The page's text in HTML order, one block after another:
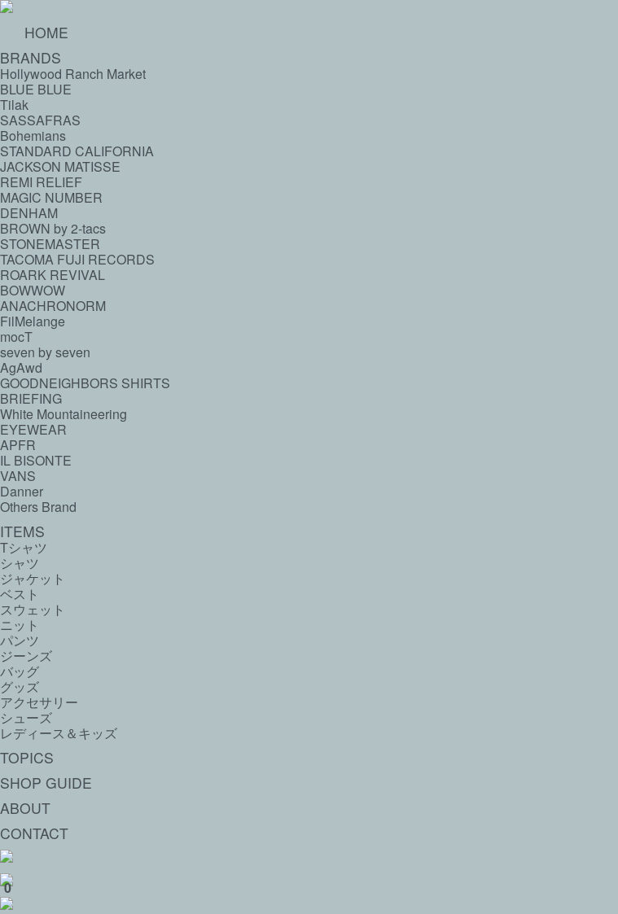
HOME
BRANDS
Hollywood Ranch Market
BLUE BLUE
Tilak
SASSAFRAS
Bohemians
STANDARD CALIFORNIA
JACKSON MATISSE
REMI RELIEF
MAGIC NUMBER
DENHAM
BROWN by 2-tacs
STONEMASTER
TACOMA FUJI RECORDS
ROARK REVIVAL
BOWWOW
ANACHRONORM
FilMelange
mocT
seven by seven
AgAwd
GOODNEIGHBORS SHIRTS
BRIEFING
White Mountaineering
EYEWEAR
APFR
IL BISONTE
VANS
Danner
Others Brand
ITEMS
Tシャツ
シャツ
ジャケット
ベスト
スウェット
ニット
パンツ
ジーンズ
バッグ
グッズ
アクセサリー
シューズ
レディース＆キッズ
TOPICS
SHOP GUIDE
ABOUT
CONTACT
0